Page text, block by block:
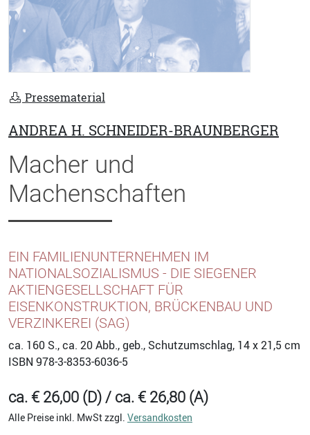
Pressematerial
ANDREA H. SCHNEIDER-BRAUNBERGER
Macher und
Machenschaften
EIN FAMILIENUNTERNEHMEN IM
NATIONALSOZIALISMUS - DIE SIEGENER
AKTIENGESELLSCHAFT FÜR
EISENKONSTRUKTION, BRÜCKENBAU UND
VERZINKEREI (SAG)
ca. 160 S., ca. 20 Abb., geb., Schutzumschlag, 14 x 21,5 cm
ISBN 978-3-8353-6036-5
ca. € 26,00 (D) / ca. € 26,80 (A)
Alle Preise inkl. MwSt zzgl. Versandkosten